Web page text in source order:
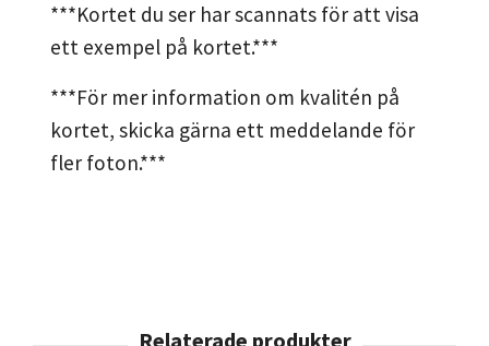
***Kortet du ser har scannats för att visa
ett exempel på kortet.***
***För mer information om kvalitén på
kortet, skicka gärna ett meddelande för
fler foton.***